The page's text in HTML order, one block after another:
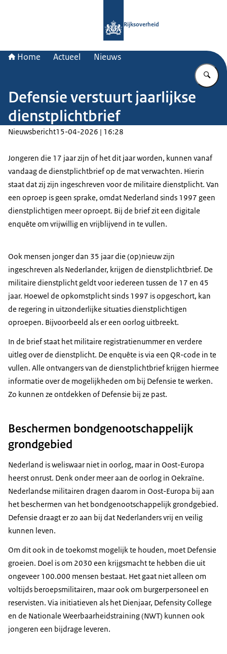
Rijksoverheid
Home Actueel Nieuws
Defensie verstuurt jaarlijkse
dienstplichtbrief
Nieuwsbericht15-04-2026 | 16:28
Jongeren die 17 jaar zijn of het dit jaar worden, kunnen vanaf
vandaag de dienstplichtbrief op de mat verwachten. Hierin
staat dat zij zijn ingeschreven voor de militaire dienstplicht. Van
een oproep is geen sprake, omdat Nederland sinds 1997 geen
dienstplichtigen meer oproept. Bij de brief zit een digitale
enquête om vrijwillig en vrijblijvend in te vullen.
Ook mensen jonger dan 35 jaar die (op)nieuw zijn
ingeschreven als Nederlander, krijgen de dienstplichtbrief. De
militaire dienstplicht geldt voor iedereen tussen de 17 en 45
jaar. Hoewel de opkomstplicht sinds 1997 is opgeschort, kan
de regering in uitzonderlijke situaties dienstplichtigen
oproepen. Bijvoorbeeld als er een oorlog uitbreekt.
In de brief staat het militaire registratienummer en verdere
uitleg over de dienstplicht. De enquête is via een QR-code in te
vullen. Alle ontvangers van de dienstplichtbrief krijgen hiermee
informatie over de mogelijkheden om bij Defensie te werken.
Zo kunnen ze ontdekken of Defensie bij ze past.
Beschermen bondgenootschappelijk
grondgebied
Nederland is weliswaar niet in oorlog, maar in Oost-Europa
heerst onrust. Denk onder meer aan de oorlog in Oekraïne.
Nederlandse militairen dragen daarom in Oost-Europa bij aan
het beschermen van het bondgenootschappelijk grondgebied.
Defensie draagt er zo aan bij dat Nederlanders vrij en veilig
kunnen leven.
Om dit ook in de toekomst mogelijk te houden, moet Defensie
groeien. Doel is om 2030 een krijgsmacht te hebben die uit
ongeveer 100.000 mensen bestaat. Het gaat niet alleen om
voltijds beroepsmilitairen, maar ook om burgerpersoneel en
reservisten. Via initiatieven als het Dienjaar, Defensity College
en de Nationale Weerbaarheidstraining (NWT) kunnen ook
jongeren een bijdrage leveren.